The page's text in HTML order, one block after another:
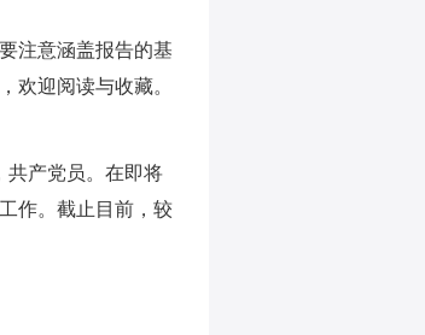
注意涵盖报告的基
欢迎阅读与收藏。
共产党员。在即将
作。截止目前，较